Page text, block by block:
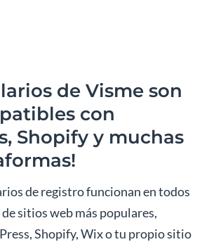
de Visme son
con
Shopify y muchas
de registro funcionan en todos
sitios web más populares,
Shopify, Wix o tu propio sitio